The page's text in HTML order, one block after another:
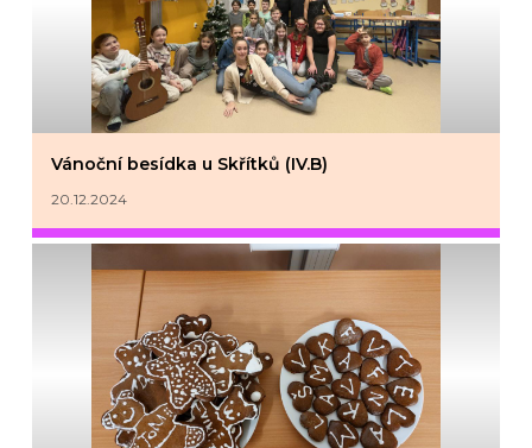
Vánoční besídka u Skřítků (IV.B)
20.12.2024